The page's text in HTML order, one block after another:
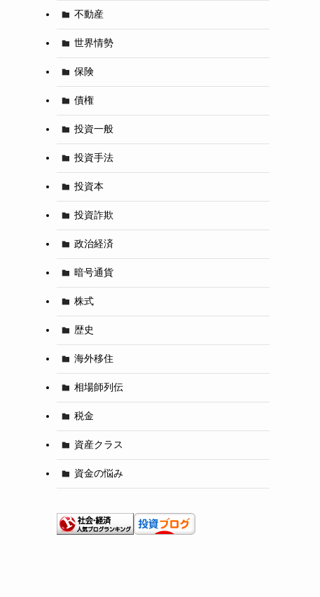
不動産
世界情勢
保険
債権
投資一般
投資手法
投資本
投資詐欺
政治経済
暗号通貨
株式
歴史
海外移住
相場師列伝
税金
資産クラス
資金の悩み